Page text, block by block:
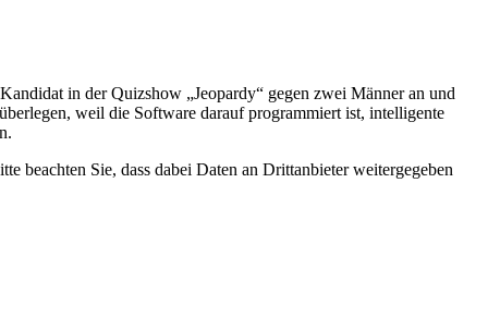
in der Quizshow „Jeopardy“ gegen zwei Männer an und
weil die Software darauf programmiert ist, intelligente
beachten Sie, dass dabei Daten an Drittanbieter weitergegeben